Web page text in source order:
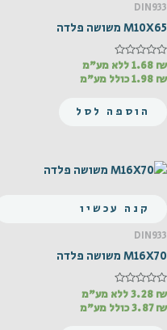
DIN933
M10X65 משושה פלדה
דורג
מתוך
1.68 ₪
ללא מע"מ
1.98 ₪ כולל מע"מ
הוספה לסל
קנה עכשיו
DIN933
M16X70 משושה פלדה
דורג
מתוך
3.28 ₪
ללא מע"מ
3.87₪ כולל מע"מ